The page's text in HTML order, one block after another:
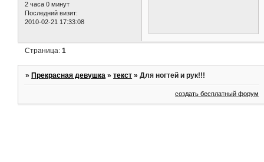
2 часа 0 минут
Последний визит:
2010-02-21 17:33:08
Страница:1
» Прекрасная девушка »текст »Для ногтей и рук!!!
создать бесплатный форум